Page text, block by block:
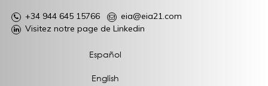
+34 944 645 15766
eia@eia21.com
Visitez notre page de Linkedin
Español
English